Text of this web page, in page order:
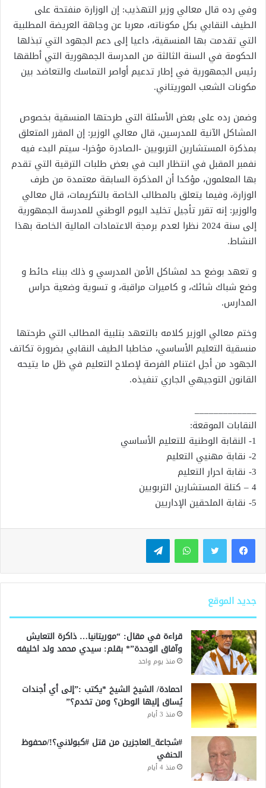
وفي رده قال معالي وزير التهذيب: إن الوزارة منفتحة على
الطيف النقابي بكل مكوناته، معربا عن وجاهة العريضة المطلبية
التي تقدمت بها المنسقية، داعيا إلى دعم الجهود التي تبذلها
الحكومة في السنة الثالثة من المدرسة الجمهورية التي أطلقها
رئيس الجمهورية في إطار تدعيم أواصر التماسك والتعاضد بين
مكونات الشعب الموريتاني.
وضمن رده على بعض الأسئلة التي طرحتها المنسقية بخصوص
المشاكل الآنية للمدرسين، قال معالي الوزير: إن المقرر المتعلق
بمذكرة المستشارين التربويين -الصادرة مؤخرا- سيتم البدء فيه
نفمبر المقبل في انتظار البت في بعض طلبات الترقية التي تقدم
بها المعلمون، مؤكدا أن المذكرة السابقة معتمدة من طرف
الوزارة، وفيما يتعلق بالمطالب الخاصة بالتكريمات، قال معالي
والوزير: إنه تقرر تأجيل تخليد اليوم الوطني للمدرسة الجمهورية
إلى سنة 2024 نظرا لعدم برمجة الاعتمادات المالية الخاصة بهذا
النشاط.
و تعهد بوضع حد لمشاكل الأمن المدرسي و ذلك ببناء حائط و
وضع شباك شائك، و كاميرات مراقبة، و تسوية وضعية حراس
المدارس.
وختم معالي الوزير كلامه بالتعهد بتلبية المطالب التي طرحتها
منسقية التعليم الأساسي، مخاطبا الطيف النقابي بضرورة تكاتف
الجهود من أجل اغتنام الفرصة لإصلاح التعليم في ظل ما يتيحه
القانون التوجيهي الجاري تنفيذه.
_____________
النقابات الموقعة:
1- النقابة الوطنية للتعليم الأساسي
2- نقابة مهنيي التعليم
3- نقابة احرار التعليم
4 – كتلة المستشارين التربويين
5- نقابة الملحقين الإداريين
واتساب تيلقرام
جديد الموقع
قراءة في مقال: “موريتانيا… ذاكرة التعايش
وآفاق الوحدة”* بقلم: سيدي محمد ولد اخليفه
منذ يوم واحد
احمادة/ الشيخ الشيخ *يكتب :”إلى أي أجندات
يُساق إليها الوطن؟ ومن تخدم؟”
منذ 3 أيام
#شجاعة_العاجزين من قتل #كبولاني؟!/محفوظ
الحنفي
منذ 4 أيام